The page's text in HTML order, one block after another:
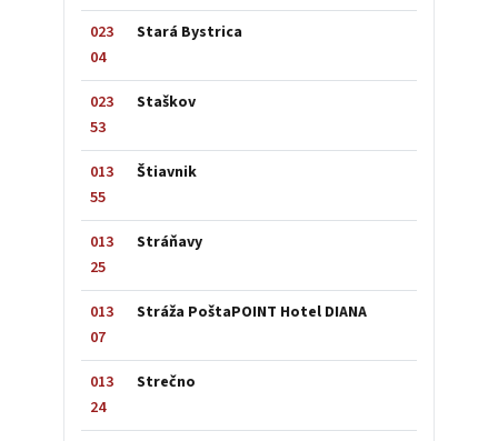
023
04
Stará Bystrica
023
53
Staškov
013
55
Štiavnik
013
25
Stráňavy
013
07
Stráža PoštaPOINT Hotel DIANA
013
24
Strečno